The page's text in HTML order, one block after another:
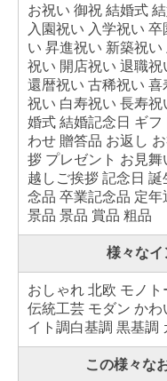
お祝い 御祝 結婚式
入園祝い 入学祝い
い 昇進祝い 新築祝
祝い 開店祝い 退職
還暦祝い 古稀祝い
祝い 白寿祝い 長寿
婚式 結婚記念日 ギ
わせ 贈答品 お返し
拶 プレゼント お見舞
越しご挨拶 記念日
念品 卒業記念品 定
景品 景品 賞品 粗品
様々なイ
おしゃれ 北欧 モノ
伝統工芸 モダン か
イト調白基調 黒基調
この様々な